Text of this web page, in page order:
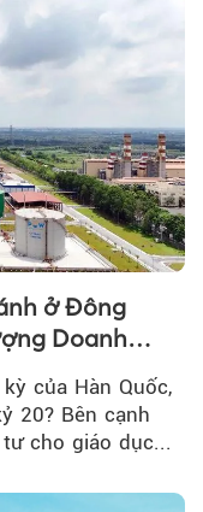
ở Đông
Doanh
của Hàn Quốc,
20? Bên cạnh
cho giáo dục...